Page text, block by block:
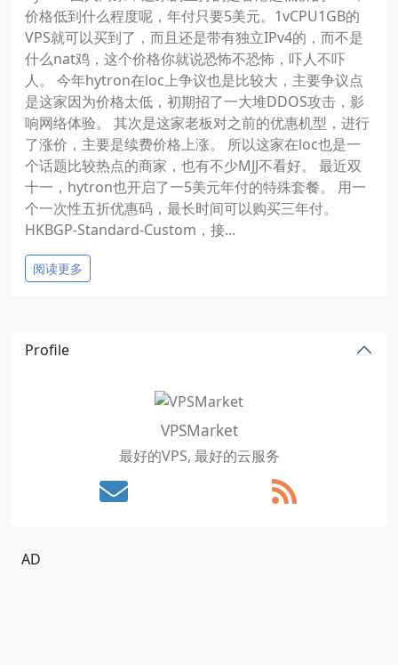
价格低到什么程度呢，年付只要5美元。1vCPU1GB的
VPS就可以买到了，而且还是带有独立IPv4的，而不是
什么nat鸡，这个价格你就说恐怖不恐怖，吓人不吓
人。 今年hytron在loc上争议也是比较大，主要争议点
是这家因为价格太低，初期招了一大堆DDOS攻击，影
响网络体验。 其次是这家老板对之前的优惠机型，进行
了涨价，主要是续费价格上涨。 所以这家在loc也是一
个话题比较热点的商家，也有不少MJJ不看好。 最近双
十一，hytron也开启了一5美元年付的特殊套餐。 用一
个一次性五折优惠码，最长时间可以购买三年付。
HKBGP-Standard-Custom，接...
阅读更多
Profile
VPSMarket
最好的VPS, 最好的云服务
AD